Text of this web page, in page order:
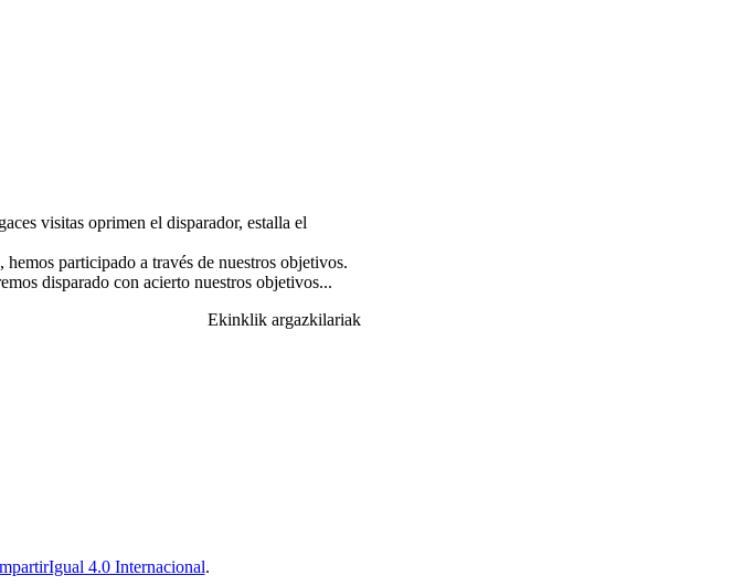
visitas oprimen el disparador, estalla el
participado a través de nuestros objetivos.
disparado con acierto nuestros objetivos...
Ekinklik argazkilariak
4.0 Internacional.